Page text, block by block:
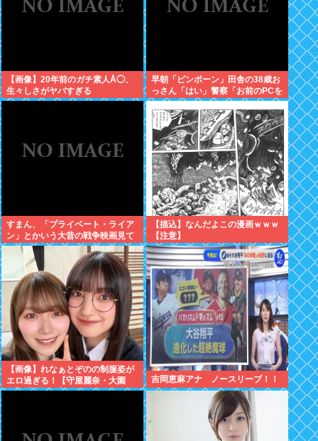
【画像】20年前のガチ素人Å◯、
生々しさがヤバすぎる
早朝「ピンポーン」田舎の38歳お
っさん「はい」警察「お前のPCを
調べる」全米行方不明・被児童搾
取センターからの通報により児
ホ゜画像を発見、逮捕
すまん、「プライベート・ライア
ン」とかいう大昔の戦争映画見て
みたら最初の30分で地獄なんだ
が…これずっと続く感じ？
【描込】なんだよこの漫画ｗｗｗ
【注意】
【画像】れなぁとぞのの制服姿が
エロ過ぎる！【守屋麗奈・大園
玲】【櫻坂46】
吉岡恵麻アナ ノースリーブ！！